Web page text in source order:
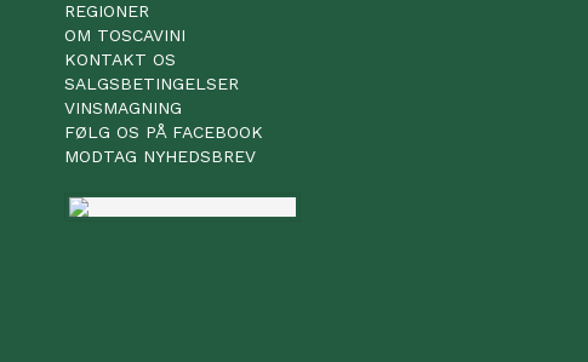
REGIONER
OM TOSCAVINI
KONTAKT OS
SALGSBETINGELSER
VINSMAGNING
FØLG OS PÅ FACEBOOK
MODTAG NYHEDSBREV